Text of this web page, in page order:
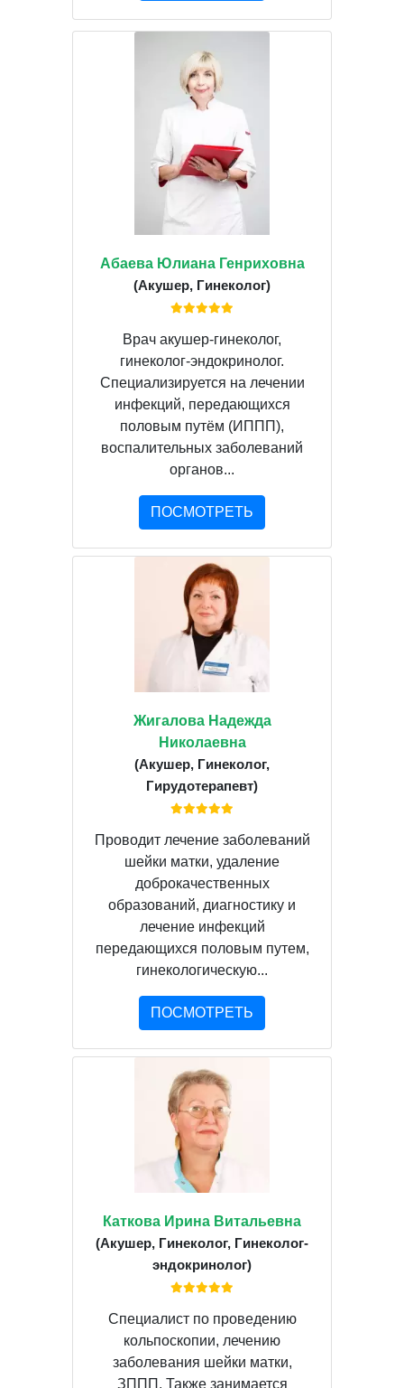
Абаева Юлиана Генриховна
(Акушер, Гинеколог)
Врач акушер-гинеколог,
гинеколог-эндокринолог.
Специализируется на лечении
инфекций, передающихся
половым путём (ИППП),
воспалительных заболеваний
органов...
ПОСМОТРЕТЬ
Жигалова Надежда
Николаевна
(Акушер, Гинеколог,
Гирудотерапевт)
Проводит лечение заболеваний
шейки матки, удаление
доброкачественных
образований, диагностику и
лечение инфекций
передающихся половым путем,
гинекологическую...
ПОСМОТРЕТЬ
Каткова Ирина Витальевна
(Акушер, Гинеколог, Гинеколог-
эндокринолог)
Специалист по проведению
кольпоскопии, лечению
заболевания шейки матки,
ЗППП. Также занимается